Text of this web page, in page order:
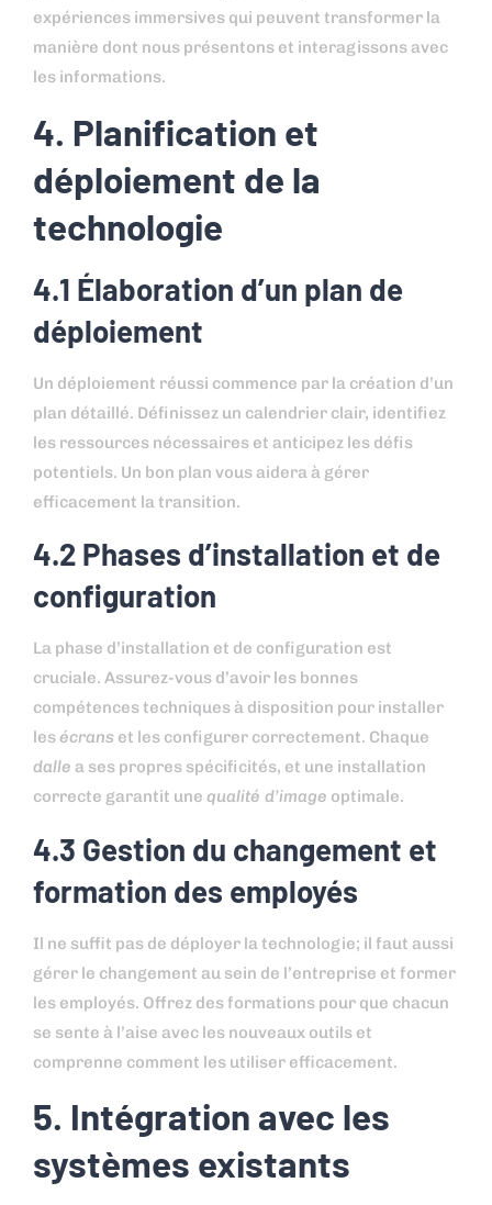
expériences immersives qui peuvent transformer la
manière dont nous présentons et interagissons avec
les informations.
4. Planification et
déploiement de la
technologie
4.1 Élaboration d’un plan de
déploiement
Un déploiement réussi commence par la création d’un
plan détaillé. Définissez un calendrier clair, identifiez
les ressources nécessaires et anticipez les défis
potentiels. Un bon plan vous aidera à gérer
efficacement la transition.
4.2 Phases d’installation et de
configuration
La phase d’installation et de configuration est
cruciale. Assurez-vous d’avoir les bonnes
compétences techniques à disposition pour installer
lesécrans et les configurer correctement. Chaque
dalle a ses propres spécificités, et une installation
correcte garantit une qualité d’image optimale.
4.3 Gestion du changement et
formation des employés
Il ne suffit pas de déployer la technologie; il faut aussi
gérer le changement au sein de l’entreprise et former
les employés. Offrez des formations pour que chacun
se sente à l’aise avec les nouveaux outils et
comprenne comment les utiliser efficacement.
5. Intégration avec les
systèmes existants